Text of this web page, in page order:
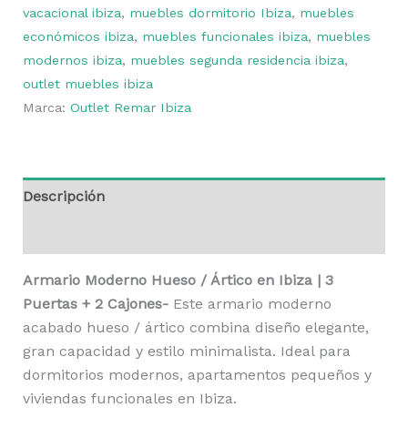
vacacional ibiza, muebles dormitorio Ibiza, muebles
económicos ibiza, muebles funcionales ibiza, muebles
modernos ibiza, muebles segunda residencia ibiza,
outlet muebles ibiza
Marca: Outlet Remar Ibiza
Descripción
Armario Moderno Hueso / Ártico en Ibiza | 3
Puertas + 2 Cajones-Este armario moderno
acabado hueso / ártico combina diseño elegante,
gran capacidad y estilo minimalista. Ideal para
dormitorios modernos, apartamentos pequeños y
viviendas funcionales en Ibiza.